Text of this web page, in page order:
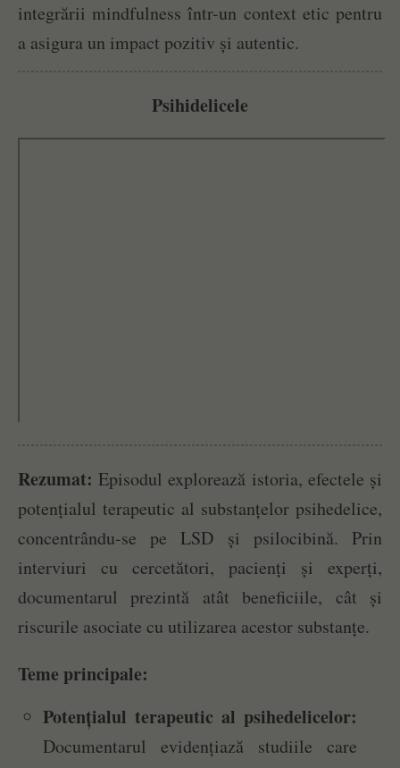
integrării mindfulness într-un context etic pentru
a asigura un impact pozitiv și autentic.
Psihidelicele
Rezumat: Episodul explorează istoria, efectele și
potențialul terapeutic al substanțelor psihedelice,
concentrându-se pe LSD și psilocibină. Prin
interviuri cu cercetători, pacienți și experți,
documentarul prezintă atât beneficiile, cât și
riscurile asociate cu utilizarea acestor substanțe.
Teme principale:
Potențialul terapeutic al psihedelicelor:
Documentarul evidențiază studiile care